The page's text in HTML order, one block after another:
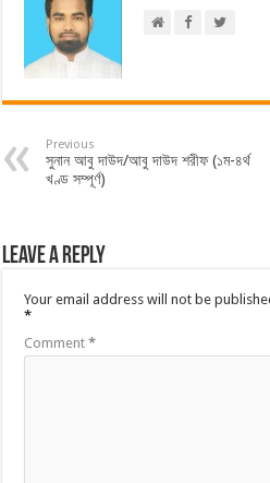
Previous
সুনান আবু দাউদ/আবু দাউদ শরীফ (১ম-৪র্থ
খণ্ড সম্পূর্ণ)
Leave a Reply
Your email address will not be
*
Comment*